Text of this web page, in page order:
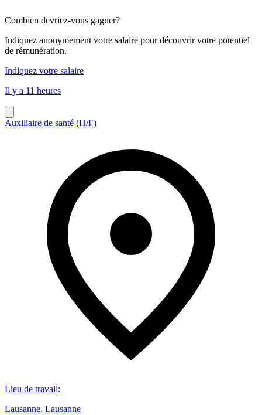
Combien devriez-vous gagner?
Indiquez anonymement votre salaire pour découvrir votre potentiel
de rémunération.
Indiquez votre salaire
Il y a 11 heures
Auxiliaire de santé (H/F)
Lieu de travail:
Lausanne, Lausanne